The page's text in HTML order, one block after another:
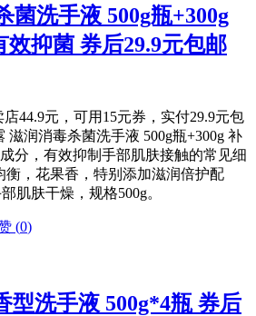
菌洗手液 500g瓶+300g
效抑菌 券后29.9元包邮
44.9元，可用15元券，实付29.9元包
滋润消毒杀菌洗手液 500g瓶+300g 补
分，有效抑制手部肌肤接触的常见细
衡，花果香，特别添加滋润倍护配
肌肤干燥，规格500g。
(0)
型洗手液 500g*4瓶 券后